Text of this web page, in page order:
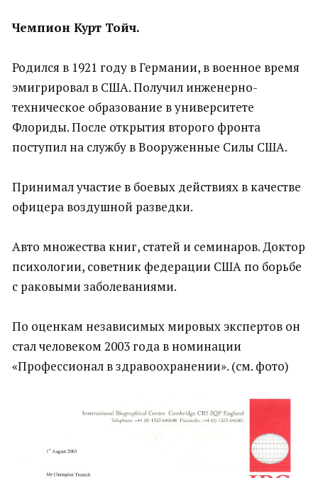
Чемпион Курт Тойч.
Родился в 1921 году в Германии, в военное время
эмигрировал в США. Получил инженерно-
техническое образование в университете
Флориды. После открытия второго фронта
поступил на службу в Вооруженные Силы США.
Принимал участие в боевых действиях в качестве
офицера воздушной разведки.
Авто множества книг, статей и семинаров. Доктор
психологии, советник федерации США по борьбе
с раковыми заболеваниями.
По оценкам независимых мировых экспертов он
стал человеком 2003 года в номинации
«Профессионал в здравоохранении». (см. фото)